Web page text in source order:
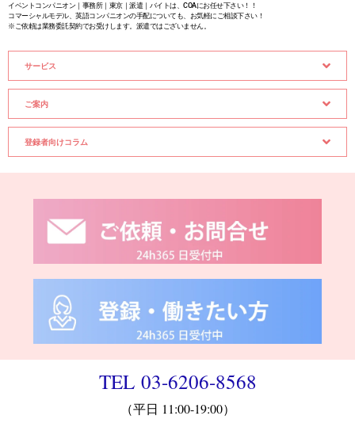
イベントコンパニオン｜事務所｜東京｜派遣｜バイトは、COAにお任せ下さい！！
コマーシャルモデル、英語コンパニオンの手配についても、お気軽にご相談下さい！
※ご依頼は業務委託契約でお受けします。派遣ではございません。
サービス
ご案内
登録者向けコラム
TEL 03-6206-8568
（平日 11:00-19:00）